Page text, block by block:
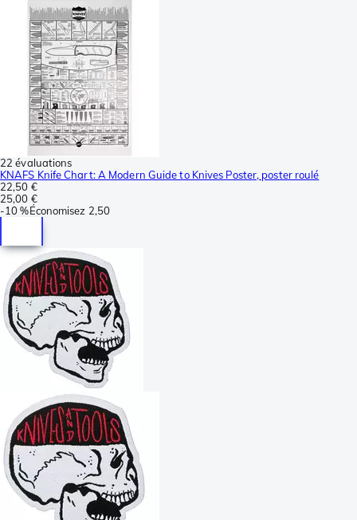
22 évaluations
KNAFS Knife Chart: A Modern Guide to Knives Poster, poster roulé
22,50 €
25,00 €
-10 %Économisez 2,50